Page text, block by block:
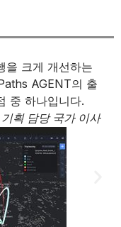
을 크게 개선하는
AGENT의 출
중 하나입니다.
획 담당 국가 이사